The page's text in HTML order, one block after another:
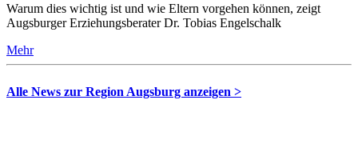
Warum dies wichtig ist und wie Eltern vorgehen können, zeigt
Augsburger Erziehungsberater Dr. Tobias Engelschalk
Mehr
Alle News zur Region Augsburg anzeigen >